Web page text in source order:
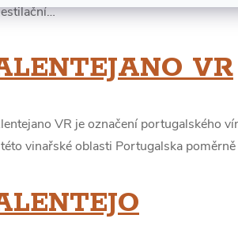
VR
VR je označení portugalského
vinařské oblasti Portugalska